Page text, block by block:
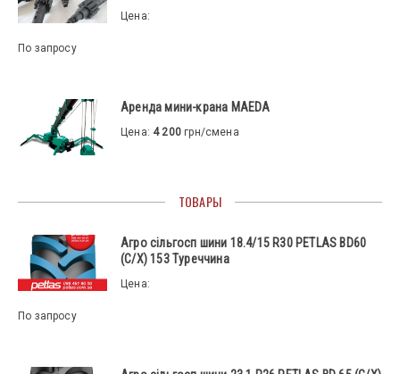
Цена:
По запросу
Аренда мини-крана MAEDA
Цена: 4 200 грн/смена
ТОВАРЫ
Агро сільгосп шини 18.4/15 R30 PETLAS BD60
(С/Х) 153 Туреччина
Цена:
По запросу